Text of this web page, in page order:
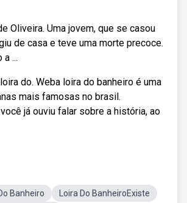
Oliveira. Uma jovem, que se casou
de casa e teve uma morte precoce.
...
do. Weba loira do banheiro é uma
mais famosas no brasil.
já ouviu falar sobre a história, ao
Banheiro Loira Do BanheiroExiste